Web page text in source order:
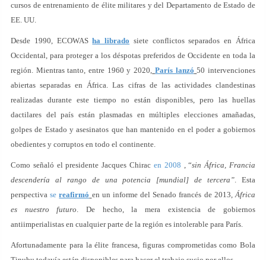
cursos de entrenamiento de élite militares y del Departamento de Estado de
EE. UU.
Desde 1990, ECOWASha librado siete conflictos separados en África
Occidental, para proteger a los déspotas preferidos de Occidente en toda la
región. Mientras tanto, entre 1960 y 2020, París lanzó 50 intervenciones
abiertas separadas en África. Las cifras de las actividades clandestinas
realizadas durante este tiempo no están disponibles, pero las huellas
dactilares del país están plasmadas en múltiples elecciones amañadas,
golpes de Estado y asesinatos que han mantenido en el poder a gobiernos
obedientes y corruptos en todo el continente.
Como señaló el presidente Jacques Chirac en 2008 , “sin África, Francia
descendería al rango de una potencia [mundial] de tercera”. Esta
perspectivasereafirmó en un informe del Senado francés de 2013,África
es nuestro futuro. De hecho, la mera existencia de gobiernos
antiimperialistas en cualquier parte de la región es intolerable para París.
Afortunadamente para la élite francesa, figuras comprometidas como Bola